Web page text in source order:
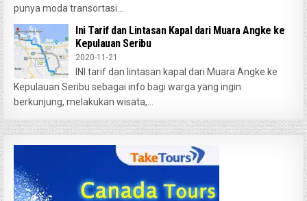
punya moda transortasi...
Ini Tarif dan Lintasan Kapal dari Muara Angke ke
Kepulauan Seribu
2020-11-21
INI tarif dan lintasan kapal dari Muara Angke ke
Kepulauan Seribu sebagai info bagi warga yang ingin
berkunjung, melakukan wisata,...